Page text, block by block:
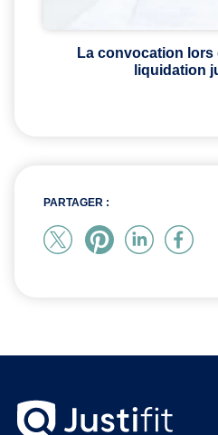
La convocation lors
liquidation
PARTAGER :